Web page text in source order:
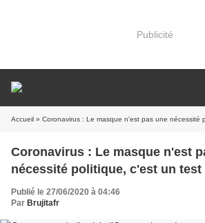
Publicité
Accueil » Coronavirus : Le masque n'est pas une nécessité
Coronavirus : Le masque n'est
nécessité politique, c'est un test
Publié le 27/06/2020 à 04:46
Par Brujitafr